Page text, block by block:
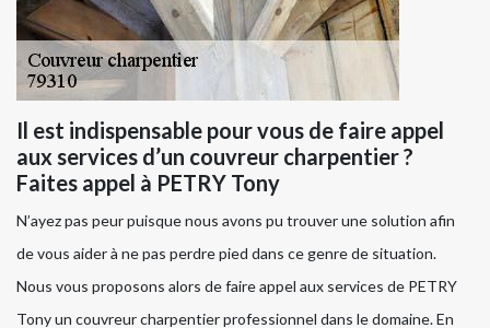
Il est indispensable pour vous de faire appel
aux services d’un couvreur charpentier ?
Faites appel à PETRY Tony
N’ayez pas peur puisque nous avons pu trouver une solution afin
de vous aider à ne pas perdre pied dans ce genre de situation.
Nous vous proposons alors de faire appel aux services de PETRY
Tony un couvreur charpentier professionnel dans le domaine. En